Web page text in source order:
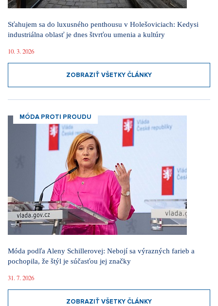
Sťahujem sa do luxusného penthousu v Holešoviciach: Kedysi
industriálna oblasť je dnes štvrťou umenia a kultúry
10. 3. 2026
ZOBRAZIŤ VŠETKY ČLÁNKY
MÓDA PROTI PROUDU
Móda podľa Aleny Schillerovej: Nebojí sa výrazných farieb a
pochopila, že štýl je súčasťou jej značky
31. 7. 2026
ZOBRAZIŤ VŠETKY ČLÁNKY